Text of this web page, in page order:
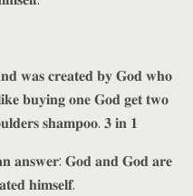
𝐰𝐚𝐬 𝐜𝐫𝐞𝐚𝐭𝐞𝐝 𝐛𝐲 𝐆𝐨𝐝 𝐰𝐡𝐨
𝐥𝐢𝐤𝐞 𝐛𝐮𝐲𝐢𝐧𝐠 𝐨𝐧𝐞 𝐆𝐨𝐝 𝐠𝐞𝐭 𝐭𝐰𝐨
𝐬𝐡𝐚𝐦𝐩𝐨𝐨. 𝟑 𝐢𝐧 𝟏
𝐚𝐧𝐬𝐰𝐞𝐫: 𝐆𝐨𝐝 𝐚𝐧𝐝 𝐆𝐨𝐝 𝐚𝐫𝐞
𝐡𝐢𝐦𝐬𝐞𝐥𝐟.